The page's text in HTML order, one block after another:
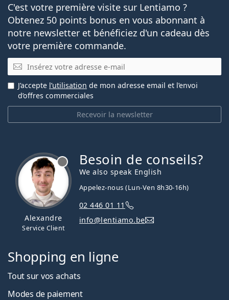
C'est votre première visite sur Lentiamo ?
Obtenez 50 points bonus en vous abonnant à
notre newsletter et bénéficiez d'un cadeau dès
votre première commande.
E-mail
Recevoir la newsletter
J’accepte l’utilisation de mon adresse email et l’envoi
d’offres commerciales
Alexandre
Service Client
Besoin de conseils?
We also speak English
Appelez-nous (Lun-Ven 8h30-16h)
02 446 01 11
info@lentiamo.be
Shopping en ligne
Tout sur vos achats
Modes de paiement